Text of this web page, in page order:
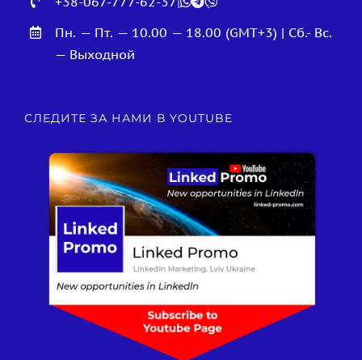
Пн. — Пт. — 10.00 — 18.00 (GMT+3) | Сб.- Вс.
— Выходной
СЛЕДИТЕ ЗА НАМИ В YOUTUBE